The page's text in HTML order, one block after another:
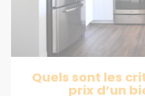
Quels sont les
prix d’un